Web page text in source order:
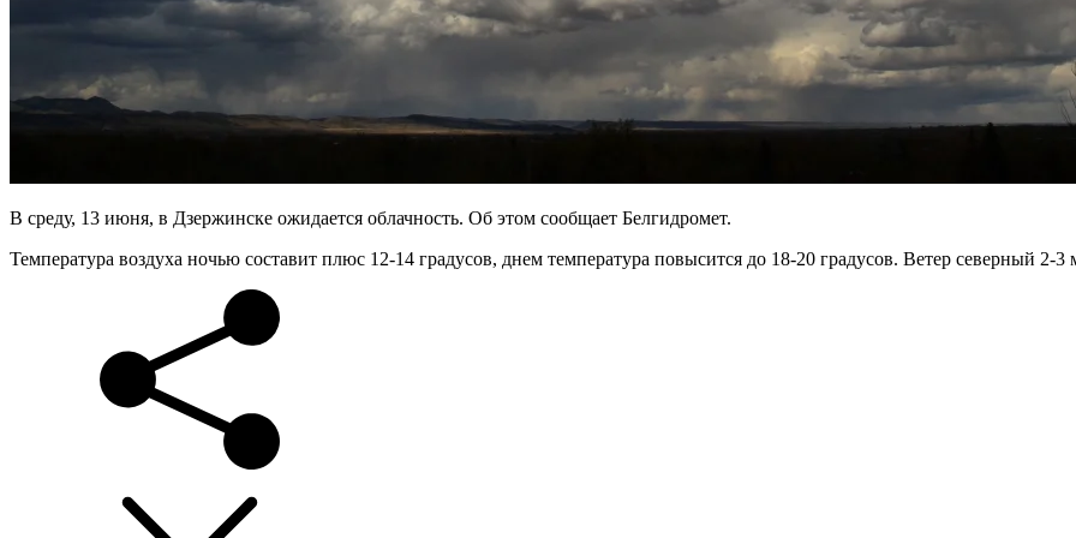
В среду, 13 июня, в Дзержинске ожидается облачность. Об этом сообщает Белгидромет.
Температура воздуха ночью составит плюс 12-14 градусов, днем температура повысится до 18-20 градусов. Ветер северный 2-3